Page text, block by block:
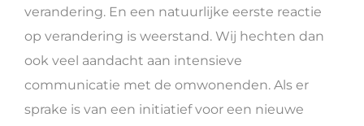
verandering. En een natuurlijke eerste reactie
op verandering is weerstand. Wij hechten dan
ook veel aandacht aan intensieve
communicatie met de omwonenden. Als er
sprake is van een initiatief voor een nieuwe